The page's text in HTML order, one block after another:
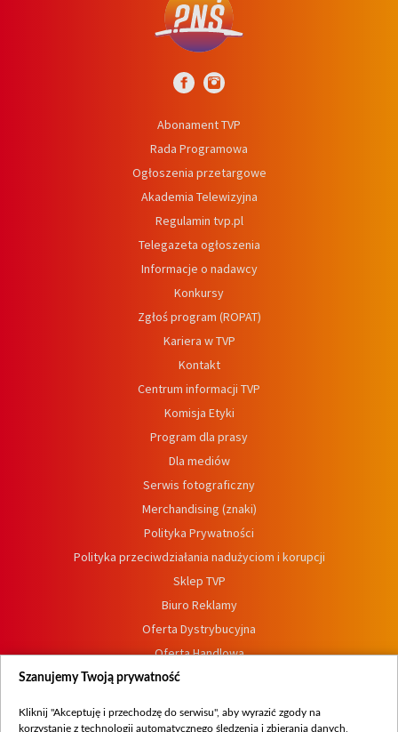
Abonament TVP
Rada Programowa
Ogłoszenia przetargowe
Akademia Telewizyjna
Regulamin tvp.pl
Telegazeta ogłoszenia
Informacje o nadawcy
Konkursy
Zgłoś program (ROPAT)
Kariera w TVP
Kontakt
Centrum informacji TVP
Komisja Etyki
Program dla prasy
Dla mediów
Serwis fotograficzny
Merchandising (znaki)
Polityka Prywatności
Polityka przeciwdziałania nadużyciom i korupcji
Sklep TVP
Biuro Reklamy
Oferta Dystrybucyjna
Oferta Handlowa
Dostępność
Procedura zgłoszeń wewnętrznych
Szanujemy Twoją prywatność
Kliknij "Akceptuję i przechodzę do serwisu", aby wyrazić zgody na
korzystanie z technologii automatycznego śledzenia i zbierania danych,